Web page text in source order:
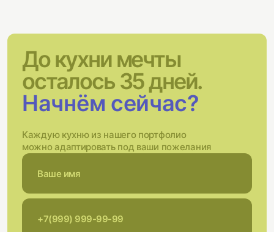
До кухни мечты
осталось 35 дней.
Начнём сейчас?
Каждую кухню из нашего портфолио
можно адаптировать под ваши пожелания